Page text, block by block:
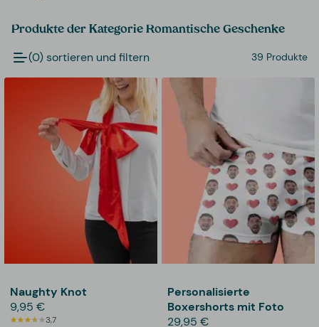
Produkte der Kategorie Romantische Geschenke
(0) sortieren und filtern 39 Produkte
Naughty Knot
9,95 €
3,7
Personalisierte
Boxershorts mit Foto
29,95 €